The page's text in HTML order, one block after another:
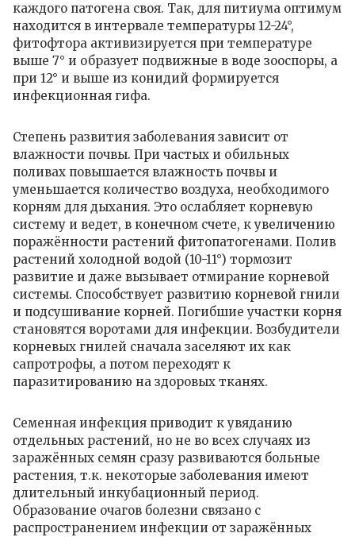
каждого патогена своя. Так, для питиума оптимум
находится в интервале температуры 12-24°,
фитофтора активизируется при температуре
выше 7° и образует подвижные в воде зооспоры, а
при 12° и выше из конидий формируется
инфекционная гифа.
Степень развития заболевания зависит от
влажности почвы. При частых и обильных
поливах повышается влажность почвы и
уменьшается количество воздуха, необходимого
корням для дыхания. Это ослабляет корневую
систему и ведет, в конечном счете, к увеличению
поражённости растений фитопатогенами. Полив
растений холодной водой (10-11°) тормозит
развитие и даже вызывает отмирание корневой
системы. Способствует развитию корневой гнили
и подсушивание корней. Погибшие участки корня
становятся воротами для инфекции. Возбудители
корневых гнилей сначала заселяют их как
сапротрофы, а потом переходят к
паразитированию на здоровых тканях.
Семенная инфекция приводит к увяданию
отдельных растений, но не во всех случаях из
заражённых семян сразу развиваются больные
растения, т.к. некоторые заболевания имеют
длительный инкубационный период.
Образование очагов болезни связано с
распространением инфекции от заражённых